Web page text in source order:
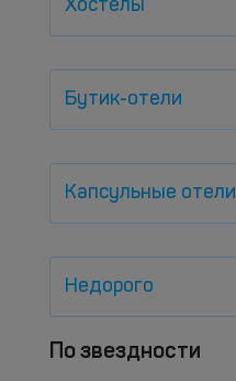
Хостелы
Бутик-отели
Капсульные отели
Недорого
По звездности